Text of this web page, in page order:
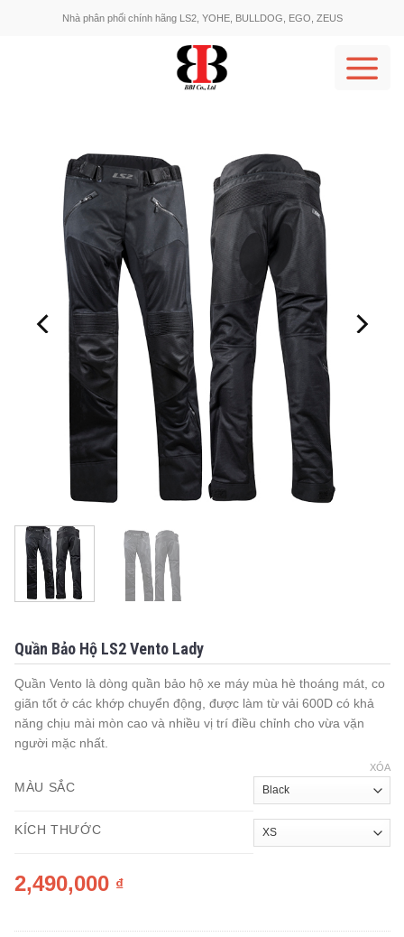
Nhà phân phối chính hãng LS2, YOHE, BULLDOG, EGO, ZEUS
Quần Bảo Hộ LS2 Vento Lady
Quần Vento là dòng quần bảo hộ xe máy mùa hè thoáng mát, co
giãn tốt ở các khớp chuyển động, được làm từ vải 600D có khả
năng chịu mài mòn cao và nhiều vị trí điều chỉnh cho vừa vặn
người mặc nhất.
MÀU SẮC
KÍCH THƯỚC
XÓA
2,490,000 ₫